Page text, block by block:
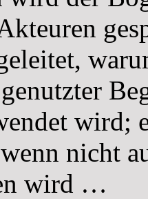
wird;
nicht
wird …